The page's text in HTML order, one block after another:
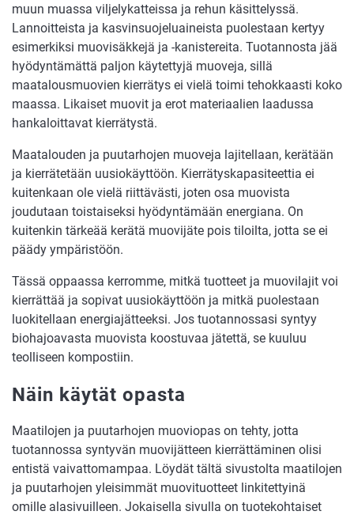
muun muassa viljelykatteissa ja rehun käsittelyssä.
Lannoitteista ja kasvinsuojeluaineista puolestaan kertyy
esimerkiksi muovisäkkejä ja -kanistereita. Tuotannosta jää
hyödyntämättä paljon käytettyjä muoveja, sillä
maatalousmuovien kierrätys ei vielä toimi tehokkaasti koko
maassa. Likaiset muovit ja erot materiaalien laadussa
hankaloittavat kierrätystä.
Maatalouden ja puutarhojen muoveja lajitellaan, kerätään
ja kierrätetään uusiokäyttöön. Kierrätyskapasiteettia ei
kuitenkaan ole vielä riittävästi, joten osa muovista
joudutaan toistaiseksi hyödyntämään energiana. On
kuitenkin tärkeää kerätä muovijäte pois tiloilta, jotta se ei
päädy ympäristöön.
Tässä oppaassa kerromme, mitkä tuotteet ja muovilajit voi
kierrättää ja sopivat uusiokäyttöön ja mitkä puolestaan
luokitellaan energiajätteeksi. Jos tuotannossasi syntyy
biohajoavasta muovista koostuvaa jätettä, se kuuluu
teolliseen kompostiin.
Näin käytät opasta
Maatilojen ja puutarhojen muoviopas on tehty, jotta
tuotannossa syntyvän muovijätteen kierrättäminen olisi
entistä vaivattomampaa. Löydät tältä sivustolta maatilojen
ja puutarhojen yleisimmät muovituotteet linkitettyinä
omille alasivuilleen. Jokaisella sivulla on tuotekohtaiset